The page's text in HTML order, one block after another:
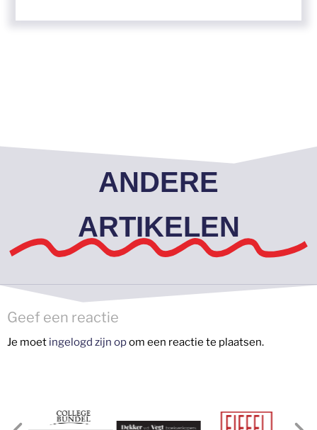
ANDERE
ARTIKELEN
Geef een reactie
Je moet ingelogd zijn opom een reactie te plaatsen.